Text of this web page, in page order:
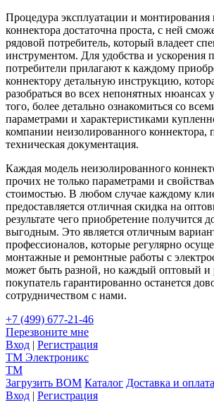
Процедура эксплуатации и монтирования
коннектора достаточна проста, с ней
рядовой потребитель, который владеет
инструментом. Для удобства и ускорения
потребители прилагают к каждому
коннектору детальную инструкцию,
разобраться во всех непонятных нюансах
того, более детально ознакомиться со
параметрами и характеристиками
компании неизолированного
техническая документация.
Каждая модель неизолированного
прочих не только параметрами и
стоимостью. В любом случае каждому
предоставляется отличная скидка на
результате чего приобретение получится
выгодным. Это является отличным
профессионалов, которые регулярно
монтажные и ремонтные работы с
может быть разной, но каждый оптовый и
покупатель гарантированно останется
сотрудничеством с нами.
+7 (499) 677-21-46
Перезвоните мне
Вход | Регистрация
TM Электроникс
TM
Загрузить BOM Каталог Доставка и оплата
Вход | Регистрация